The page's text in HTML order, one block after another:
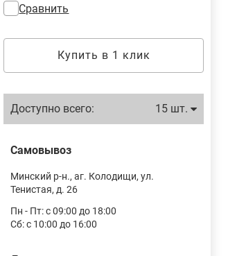
Сравнить
Купить в 1 клик
Доступно всего: 15 шт.
Самовывоз
Минский р-н., аг. Колодищи, ул.
Тенистая, д. 26
Пн - Пт: с 09:00 до 18:00
Сб: с 10:00 до 16:00